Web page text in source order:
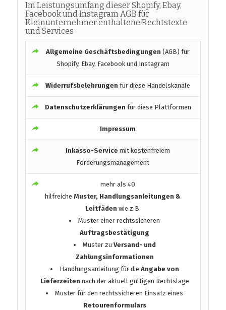
Im Leistungsumfang dieser Shopify, Ebay,
Facebook und Instagram AGB für
Kleinunternehmer enthaltene Rechtstexte
und Services
Allgemeine Geschäftsbedingungen (AGB) für
Shopify, Ebay, Facebook und Instagram
Widerrufsbelehrungenfür diese Handelskanäle
Datenschutzerklärungen für diese Plattformen
Impressum
Inkasso-Service mit kostenfreiem
Forderungsmanagement
mehr als 40
hilfreicheMuster, Handlungsanleitungen &
Leitfäden wie z.B.
Muster einer rechtssicheren
Auftragsbestätigung
Muster zu Versand- und
Zahlungsinformationen
Handlungsanleitung für die Angabe von
Lieferzeiten nach der aktuell gültigen Rechtslage
Muster für den rechtssicheren Einsatz eines
Retourenformulars